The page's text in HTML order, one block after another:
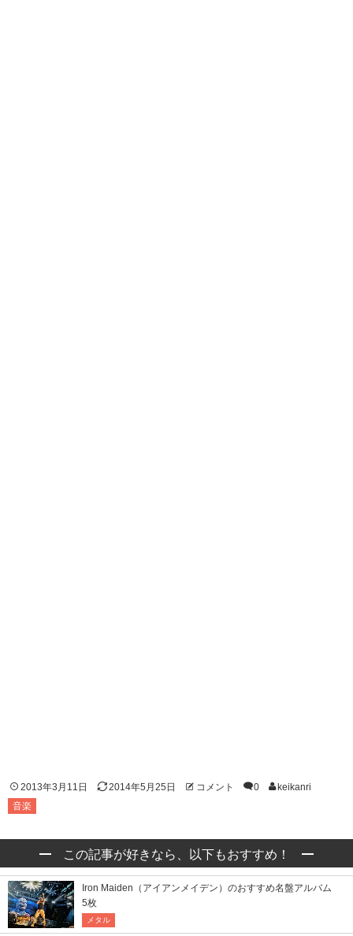
2013年3月11日 2014年5月25日 コメント 0
keikanri
音楽
この記事が好きなら、以下もおすすめ！
Iron Maiden（アイアンメイデン）のおすすめ名盤アルバム
5枚
メタル